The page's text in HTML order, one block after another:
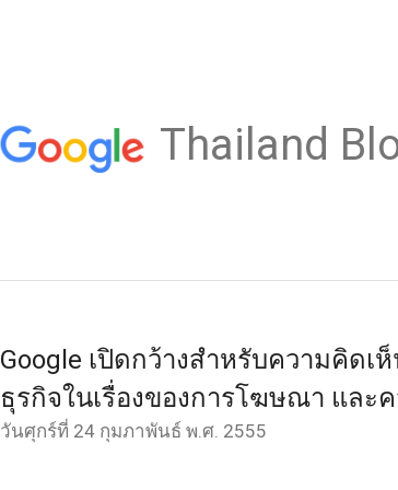
Thailand
Google เปิดกว้างสำหรับความคิด
ธุรกิจในเรื่องของการโฆษณา และ
วันศุกร์ที่ 24 กุมภาพันธ์ พ.ศ. 2555